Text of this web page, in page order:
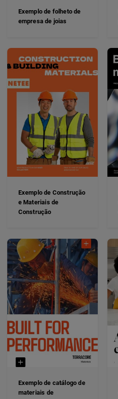
Exemplo de folheto de
empresa de joias
Exemplo de Construção
e Materiais de
Construção
Exemplo de catálogo de
materiais de